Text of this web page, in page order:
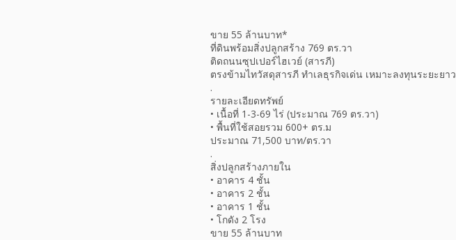
ขาย 55 ล้านบาท*
ที่ดินพร้อมสิ่งปลูกสร้าง 769 ตร.วา
ติดถนนซุปเปอร์ไฮเวย์ (สารภี)
ตรงข้ามไทวัสดุสารภี ทำเลธุรกิจเด่น เหมาะลงทุนระยะยาว
.
รายละเอียดทรัพย์
• เนื้อที่ 1-3-69 ไร่ (ประมาณ 769 ตร.วา)
• พื้นที่ใช้สอยรวม 600+ ตร.ม
ประมาณ 71,500 บาท/ตร.วา
.
สิ่งปลูกสร้างภายใน
• อาคาร 4 ชั้น
• อาคาร 2 ชั้น
• อาคาร 1 ชั้น
• โกดัง 2 โรง
ขาย 55 ล้านบาท